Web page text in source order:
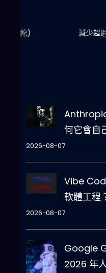
減少超過
何它會自
2026-08-07
Vibe
軟體工程
2026-08-07
Google
2026 年